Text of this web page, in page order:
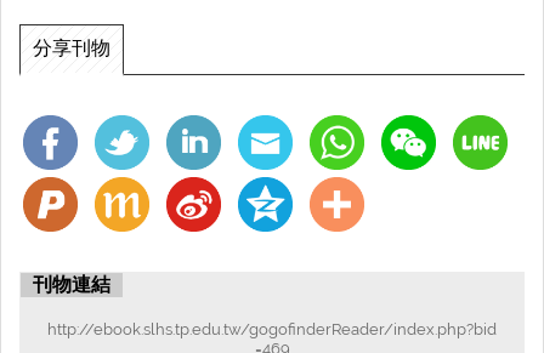
分享刊物
刊物連結
http://ebook.slhs.tp.edu.tw/gogofinderReader/index.php?bid
=469